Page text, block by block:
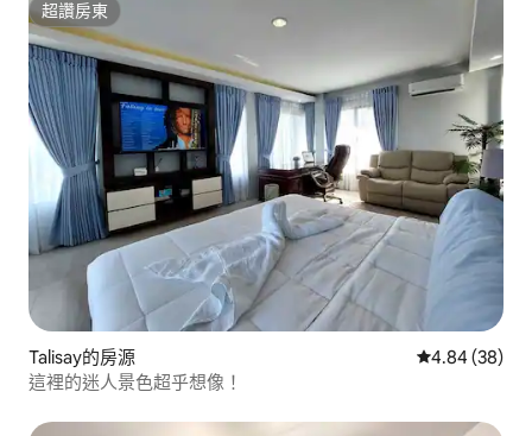
超讚房東
超讚房東
Talisay的房源 從 38 則評價
4.84 (38)
這裡的迷人景色超乎想像！